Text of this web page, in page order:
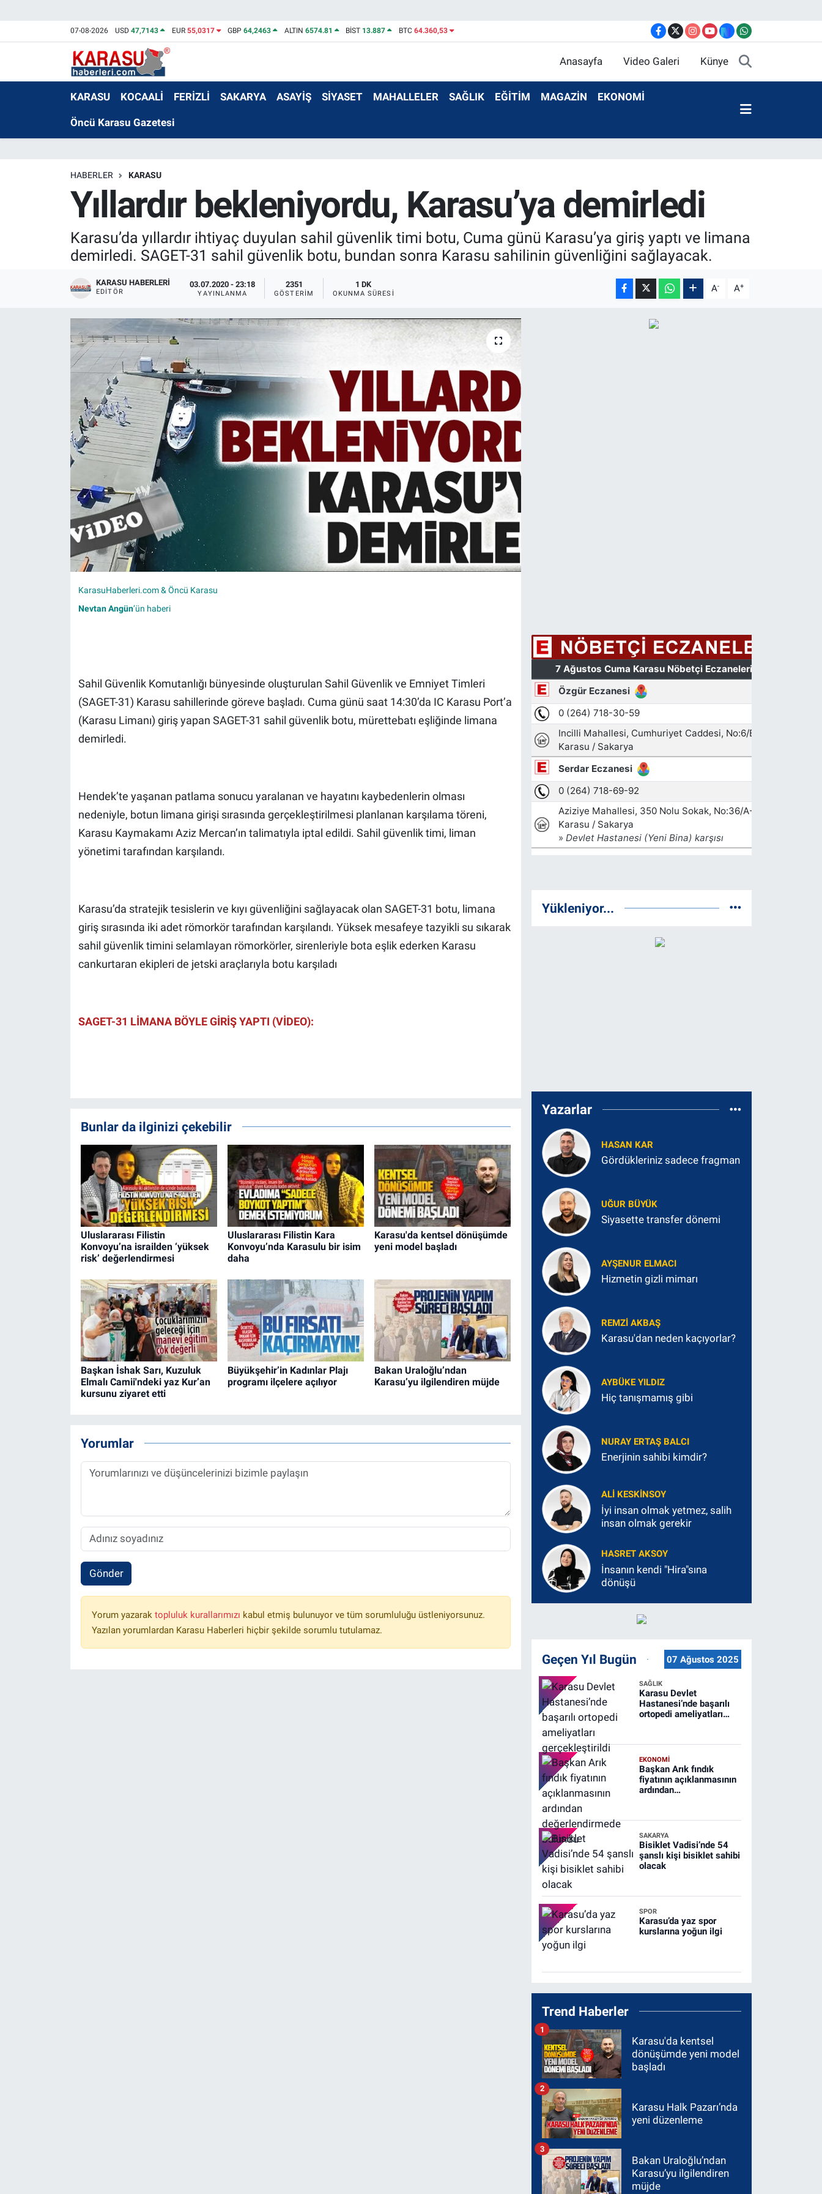
07-08-2026 USD47,7143 EUR 55,0317 GBP64,2463 ALTIN 6574.81 BİST 13.887 BTC 64.360,53
Anasayfa Video Galeri Künye
KARASU KOCAALİ FERİZLİ SAKARYA ASAYİŞ SİYASET MAHALLELER SAĞLIK EĞİTİM MAGAZİN EKONOMİ
Öncü Karasu Gazetesi
HABERLER KARASU
Yıllardır bekleniyordu, Karasu’ya demirledi
Karasu’da yıllardır ihtiyaç duyulan sahil güvenlik timi botu, Cuma günü Karasu’ya giriş yaptı ve limana
demirledi. SAGET-31 sahil güvenlik botu, bundan sonra Karasu sahilinin güvenliğini sağlayacak.
KARASU HABERLERI
EDITÖR
03.07.2020 - 23:18
YAYINLANMA
2351
GÖSTERIM
1 DK
OKUNMA SÜRESI A- A+
KarasuHaberleri.com & Öncü Karasu
Nevtan Angün’ün haberi
Sahil Güvenlik Komutanlığı bünyesinde oluşturulan Sahil Güvenlik ve Emniyet Timleri
(SAGET-31) Karasu sahillerinde göreve başladı. Cuma günü saat 14:30’da IC Karasu Port’a
(Karasu Limanı) giriş yapan SAGET-31 sahil güvenlik botu, mürettebatı eşliğinde limana
demirledi.
Hendek’te yaşanan patlama sonucu yaralanan ve hayatını kaybedenlerin olması
nedeniyle, botun limana girişi sırasında gerçekleştirilmesi planlanan karşılama töreni,
Karasu Kaymakamı Aziz Mercan’ın talimatıyla iptal edildi. Sahil güvenlik timi, liman
yönetimi tarafından karşılandı.
Karasu’da stratejik tesislerin ve kıyı güvenliğini sağlayacak olan SAGET-31 botu, limana
giriş sırasında iki adet römorkör tarafından karşılandı. Yüksek mesafeye tazyikli su sıkarak
sahil güvenlik timini selamlayan römorkörler, sirenleriyle bota eşlik ederken Karasu
cankurtaran ekipleri de jetski araçlarıyla botu karşıladı
SAGET-31 LİMANA BÖYLE GİRİŞ YAPTI (VİDEO):
Bunlar da ilginizi çekebilir
Uluslararası Filistin
Konvoyu’na israilden ‘yüksek
risk’ değerlendirmesi
Uluslararası Filistin Kara
Konvoyu’nda Karasulu bir isim
daha
Karasu'da kentsel dönüşümde
yeni model başladı
Başkan İshak Sarı, Kuzuluk
Elmalı Camii'ndeki yaz Kur’an
kursunu ziyaret etti
Büyükşehir’in Kadınlar Plajı
programı ilçelere açılıyor
Bakan Uraloğlu’ndan
Karasu’yu ilgilendiren müjde
Yorumlar
Gönder
Yorum yazarak topluluk kurallarımızı kabul etmiş bulunuyor ve tüm sorumluluğu üstleniyorsunuz.
Yazılan yorumlardan Karasu Haberleri hiçbir şekilde sorumlu tutulamaz.
Yükleniyor...
Yazarlar
HASAN KAR
Gördükleriniz sadece fragman
UĞUR BÜYÜK
Siyasette transfer dönemi
AYŞENUR ELMACI
Hizmetin gizli mimarı
REMZI AKBAŞ
Karasu'dan neden kaçıyorlar?
AYBÜKE YILDIZ
Hiç tanışmamış gibi
NURAY ERTAŞ BALCI
Enerjinin sahibi kimdir?
ALI KESKINSOY
İyi insan olmak yetmez, salih
insan olmak gerekir
HASRET AKSOY
İnsanın kendi "Hira"sına
dönüşü
Geçen Yıl Bugün 07 Ağustos 2025
SAĞLIK
Karasu Devlet
Hastanesi’nde başarılı
ortopedi ameliyatları
EKONOMİ
Başkan Arık fındık
fiyatının açıklanmasının
ardından
SAKARYA
Bisiklet Vadisi’nde 54
şanslı kişi bisiklet sahibi
olacak
SPOR
Karasu’da yaz spor
kurslarına yoğun ilgi
Trend Haberler
Karasu'da kentsel
dönüşümde yeni model
başladı
1
Karasu Halk Pazarı’nda
yeni düzenleme
2
Bakan Uraloğlu’ndan
Karasu’yu ilgilendiren
müjde
3